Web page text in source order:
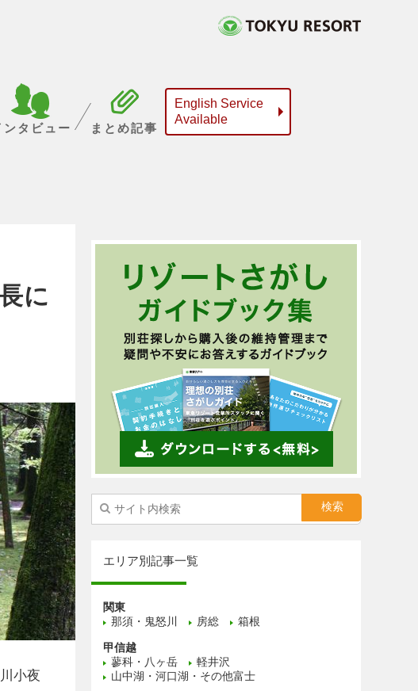
ンタビュー まとめ記事
English Service
Available
に
小夜
エリア別記事一覧
関東
那須・鬼怒川
房総 箱根
甲信越
蓼科・八ヶ岳
軽井沢
山中湖・河口湖・その他富士